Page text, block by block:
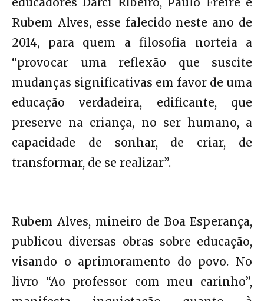
Rubem Alves, esse falecido neste ano de
2014, para quem a filosofia norteia a
“provocar uma reflexão que suscite
mudanças significativas em favor de uma
educação verdadeira, edificante, que
preserve na criança, no ser humano, a
capacidade de sonhar, de criar, de
transformar, de se realizar”.
Rubem Alves, mineiro de Boa Esperança,
publicou diversas obras sobre educação,
visando o aprimoramento do povo. No
livro “Ao professor com meu carinho”,